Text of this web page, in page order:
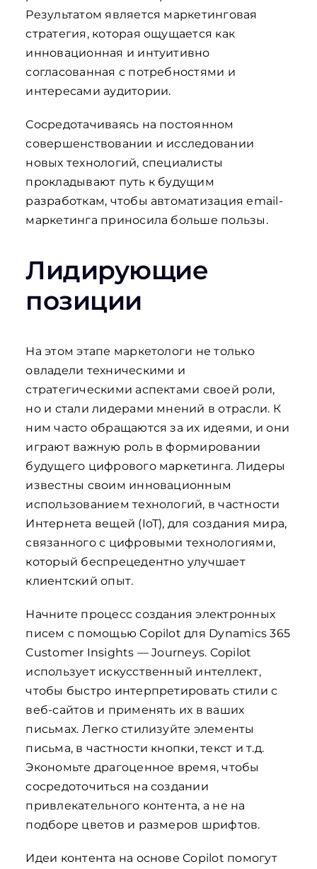
Результатом является маркетинговая
стратегия, которая ощущается как
инновационная и интуитивно
согласованная с потребностями и
интересами аудитории.
Сосредотачиваясь на постоянном
совершенствовании и исследовании
новых технологий, специалисты
прокладывают путь к будущим
разработкам, чтобы автоматизация email-
маркетинга приносила больше пользы.
Лидирующие
позиции
На этом этапе маркетологи не только
овладели техническими и
стратегическими аспектами своей роли,
но и стали лидерами мнений в отрасли. К
ним часто обращаются за их идеями, и они
играют важную роль в формировании
будущего цифрового маркетинга. Лидеры
известны своим инновационным
использованием технологий, в частности
Интернета вещей (IoT), для создания мира,
связанного с цифровыми технологиями,
который беспрецедентно улучшает
клиентский опыт.
Начните процесс создания электронных
писем с помощью Copilot для Dynamics 365
Customer Insights — Journeys. Copilot
использует искусственный интеллект,
чтобы быстро интерпретировать стили с
веб-сайтов и применять их в ваших
письмах. Легко стилизуйте элементы
письма, в частности кнопки, текст и т.д.
Экономьте драгоценное время, чтобы
сосредоточиться на создании
привлекательного контента, а не на
подборе цветов и размеров шрифтов.
Идеи контента на основе Copilot помогут